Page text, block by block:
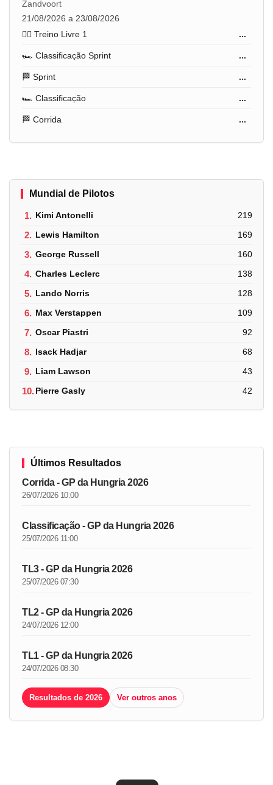
Zandvoort
21/08/2026 a 23/08/2026
🏋️‍♂️ Treino Livre 1
...
🏎️ Classificação Sprint ...
🏁 Sprint ...
🏎️ Classificação ...
🏁 Corrida ...
Mundial de Pilotos
1. Kimi Antonelli 219
2. Lewis Hamilton 169
3. George Russell 160
4. Charles Leclerc 138
5. Lando Norris 128
6. Max Verstappen 109
7. Oscar Piastri 92
8. Isack Hadjar 68
9. Liam Lawson 43
10.Pierre Gasly 42
Últimos Resultados
Corrida - GP da Hungria 2026
26/07/2026 10:00
Classificação - GP da Hungria 2026
25/07/2026 11:00
TL3 - GP da Hungria 2026
25/07/2026 07:30
TL2 - GP da Hungria 2026
24/07/2026 12:00
TL1 - GP da Hungria 2026
24/07/2026 08:30
Resultados de 2026 Ver outros anos